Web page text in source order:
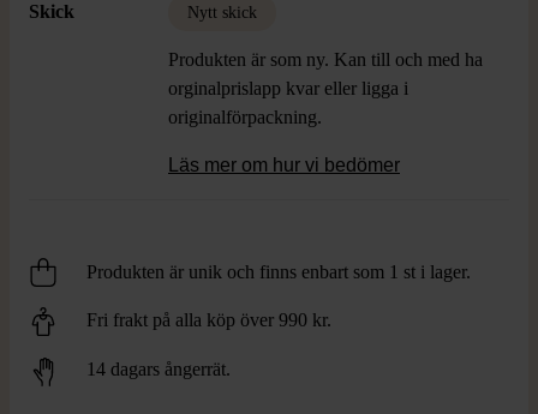
broderie anglaise, a classic collar, and a
Skick Nytt skick
Produkten är som ny. Kan till och med ha
orginalprislapp kvar eller ligga i
originalförpackning.
Läs mer om hur vi bedömer
Produkten är unik och finns enbart som 1 st i lager.
Fri frakt på alla köp över 990 kr.
14 dagars ångerrät.